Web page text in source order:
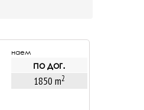
наем
по дог.
1850 m2